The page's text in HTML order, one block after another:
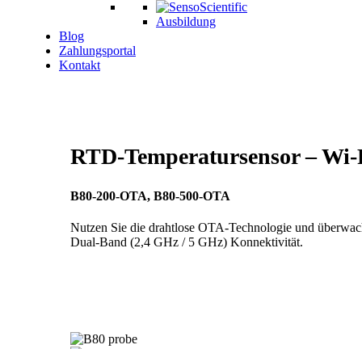
Ausbildung
Blog
Zahlungsportal
Kontakt
RTD-Temperatursensor –
B80-200-OTA, B80-500-OTA
Nutzen Sie die drahtlose OTA-Technologie und
Dual-Band (2,4 GHz / 5 GHz) Konnektivität.